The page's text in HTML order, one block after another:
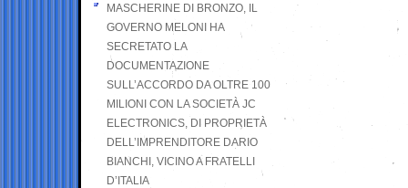
MASCHERINE DI BRONZO, IL
GOVERNO MELONI HA
SECRETATO LA
DOCUMENTAZIONE
SULL’ACCORDO DA OLTRE 100
MILIONI CON LA SOCIETÀ JC
ELECTRONICS, DI PROPRIETÀ
DELL’IMPRENDITORE DARIO
BIANCHI, VICINO A FRATELLI
D’ITALIA